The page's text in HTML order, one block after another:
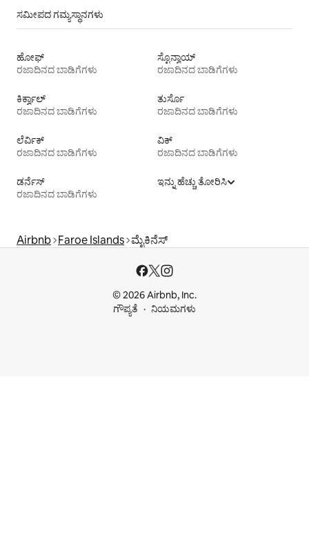
ಸಮೀಪದ ಗಮ್ಯಸ್ಥಾನಗಳು
ಹೋಫ್
ರಜಾದಿನದ ಬಾಡಿಗೆಗಳು
ಸ್ಟೊನ್ವಾಯ್
ರಜಾದಿನದ ಬಾಡಿಗೆಗಳು
ಕಿರ್ಕ್ವಾಲ್
ರಜಾದಿನದ ಬಾಡಿಗೆಗಳು
ತುರ್ಸೊ
ರಜಾದಿನದ ಬಾಡಿಗೆಗಳು
ಲೆರ್ವಿಕ್
ರಜಾದಿನದ ಬಾಡಿಗೆಗಳು
ವಿಕ್
ರಜಾದಿನದ ಬಾಡಿಗೆಗಳು
ಡರ್ನೆಸ್
ರಜಾದಿನದ ಬಾಡಿಗೆಗಳು
ಇನ್ನು ಹೆಚ್ಚು ತೋರಿಸಿ
Airbnb Faroe Islands ಮೈಕಿನೆಸ್
© 2026 Airbnb, Inc.
ಗೌಪ್ಯತೆ
ನಿಯಮಗಳು